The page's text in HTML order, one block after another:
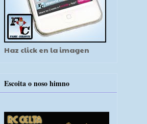
Haz click en la imagen
Escoita o noso himno